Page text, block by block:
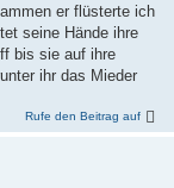
er flüsterte ich
seine Hände ihre
bis sie auf ihre
ihr das Mieder
Rufe den Beitrag auf